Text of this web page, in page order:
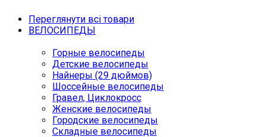
Переглянути всі товари
ВЕЛОСИПЕДЫ
Горные велосипеды
Детские велосипеды
Найнеры (29 дюймов)
Шоссейные велосипеды
Гравел, Циклокросс
Женские велосипеды
Городcкие велосипеды
Складные велосипеды